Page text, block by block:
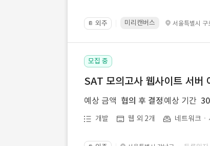
📔 외주 미리캔버스 서울특별시 구
모집 중
SAT 모의고사 웹사이트 서버
예상 금액 협의 후 결정 예상 기간
개발 웹 외 2개 네트워크ㆍ